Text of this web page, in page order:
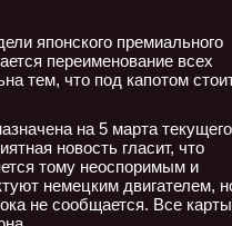
японского премиального
переименование всех
тем, что под капотом
на 5 марта текущего
новость гласит, что
тому неоспоримым и
немецким двигателем,
не сообщается. Все карты